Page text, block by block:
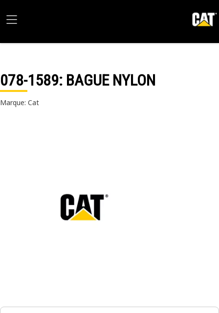
078-1589: BAGUE NYLON
Marque: Cat